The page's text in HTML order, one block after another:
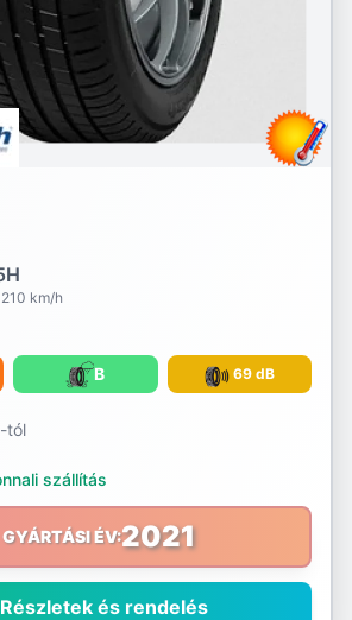
210 km/h
B 69 dB
-tól
szállítás
GYÁRTÁSI ÉV:2021
Részletek és rendelés